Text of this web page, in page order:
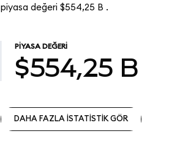
piyasa değeri $554,25 B .
PIYASA DEĞERI
$554,25 B
DAHA FAZLA İSTATİSTİK GÖR